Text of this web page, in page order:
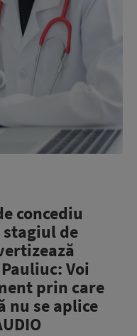
concediu
stagiul de
Voi
prin care
nu se aplice